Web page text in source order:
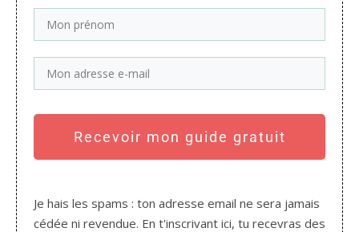
Recevoir mon guide gratuit
Je hais les spams : ton adresse email ne sera jamais
cédée ni revendue. En t'inscrivant ici, tu recevras des